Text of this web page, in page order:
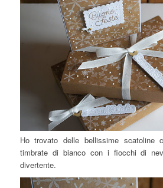
Ho trovato delle bellissime
timbrate di bianco con i fiocchi di
divertente.